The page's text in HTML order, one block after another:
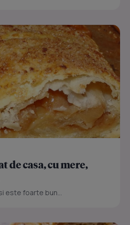
de casa, cu mere,
este foarte bun...